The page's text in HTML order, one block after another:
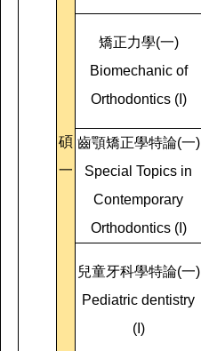
碩
一
矯正力學(一)
Biomechanic of
Orthodontics (I)
齒顎矯正學特論(一)
Special Topics in
Contemporary
Orthodontics (I)
兒童牙科學特論(一)
Pediatric dentistry
(I)